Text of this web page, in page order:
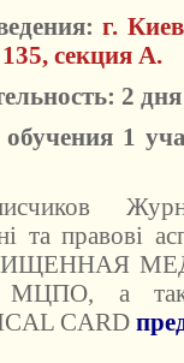
г.
секция А.
2 дня
1
та правові
МЦПО, а
CARD